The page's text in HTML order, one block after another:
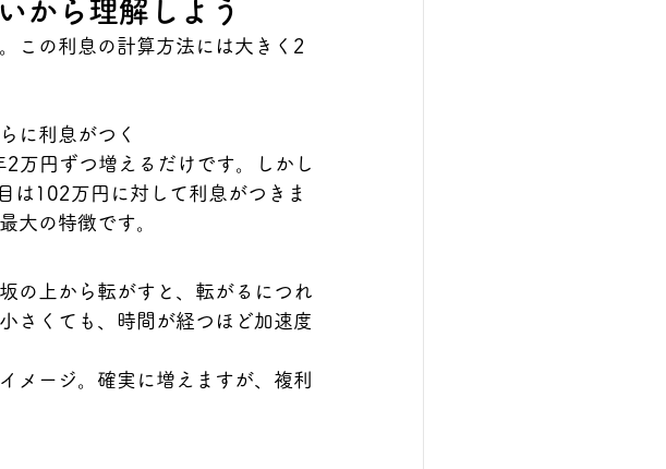
から理解しよう
この利息の計算方法には大きく2
に利息がつく
万円ずつ増えるだけです。しかし
は102万円に対して利息がつきま
大の特徴です。
の上から転がすと、転がるにつれ
さくても、時間が経つほど加速度
メージ。確実に増えますが、複利